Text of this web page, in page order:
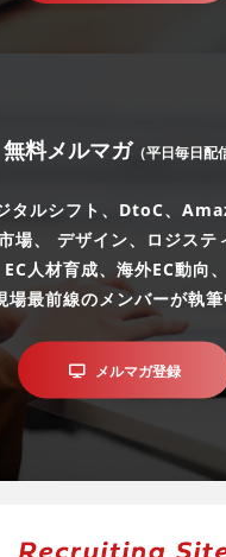
無料メルマガ （平日毎日配
タルシフト、DtoC、
場、 デザイン、ロジステ
EC人材育成、海外EC動向
場最前線のメンバーが執筆
メルマガ登録